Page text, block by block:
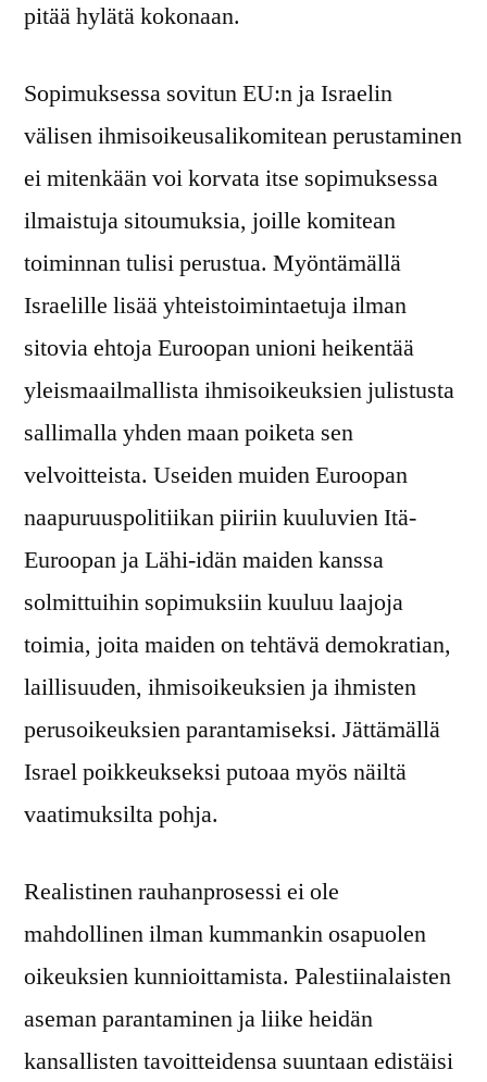
pitää hylätä kokonaan.
Sopimuksessa sovitun EU:n ja Israelin
välisen ihmisoikeusalikomitean perustaminen
ei mitenkään voi korvata itse sopimuksessa
ilmaistuja sitoumuksia, joille komitean
toiminnan tulisi perustua. Myöntämällä
Israelille lisää yhteistoimintaetuja ilman
sitovia ehtoja Euroopan unioni heikentää
yleismaailmallista ihmisoikeuksien julistusta
sallimalla yhden maan poiketa sen
velvoitteista. Useiden muiden Euroopan
naapuruuspolitiikan piiriin kuuluvien Itä-
Euroopan ja Lähi-idän maiden kanssa
solmittuihin sopimuksiin kuuluu laajoja
toimia, joita maiden on tehtävä demokratian,
laillisuuden, ihmisoikeuksien ja ihmisten
perusoikeuksien parantamiseksi. Jättämällä
Israel poikkeukseksi putoaa myös näiltä
vaatimuksilta pohja.
Realistinen rauhanprosessi ei ole
mahdollinen ilman kummankin osapuolen
oikeuksien kunnioittamista. Palestiinalaisten
aseman parantaminen ja liike heidän
kansallisten tavoitteidensa suuntaan edistäisi